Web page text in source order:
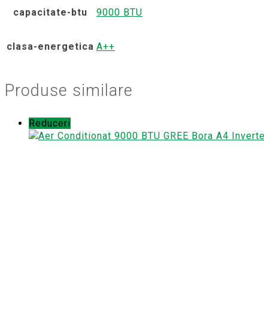
capacitate-btu 9000 BTU
clasa-energetica A++
Produse similare
Reduceri